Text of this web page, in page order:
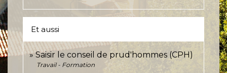
Et aussi
Saisir le conseil de prud'hommes (CPH)
Travail - Formation